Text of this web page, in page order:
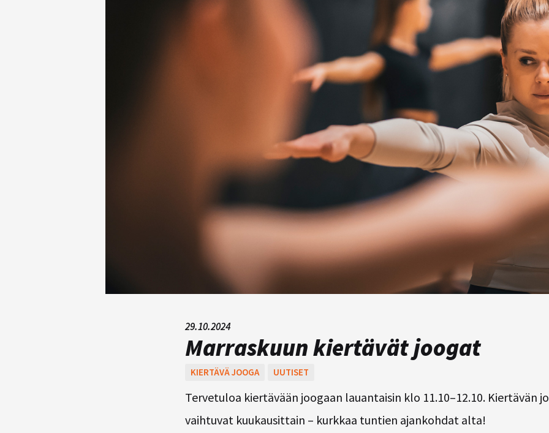
29.10.2024
Marraskuun kiertävät joogat
KIERTÄVÄ JOOGA UUTISET
Tervetuloa kiertävään joogaan lauantaisin klo 11.10–12.10. Kiertävän
vaihtuvat kuukausittain – kurkkaa tuntien ajankohdat alta!